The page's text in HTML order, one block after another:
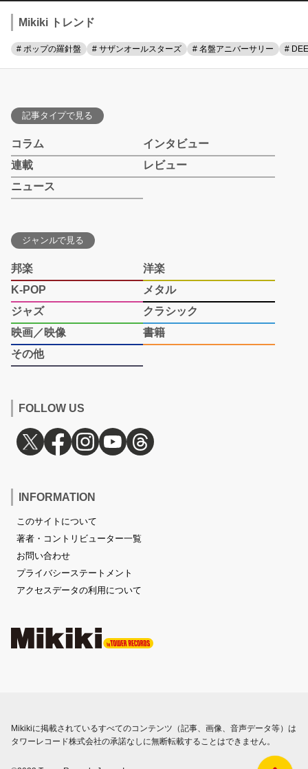
Mikiki トレンド
# ポップの羅針盤 # サザンオールスターズ # 名盤アニバーサリー #
記事タイプで見る
コラム
インタビュー
連載
レビュー
ニュース
ジャンルで見る
邦楽
洋楽
K-POP
メタル
ジャズ
クラシック
映画／映像
書籍
その他
FOLLOW US
INFORMATION
このサイトについて
著者・コントリビューター一覧
お問い合わせ
プライバシーステートメント
アクセスデータの利用について
Mikikiに掲載されているすべてのコンテンツ（記事、画像、音声データ等）は
タワーレコード株式会社の承諾なしに無断転載することはできません。